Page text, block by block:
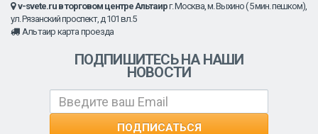
v-svete.ru в торговом центре Альтаирг. Москва, м. Выхино ( 5 мин. пешком),
ул. Рязанский проспект, д 101 вл.5
Альтаир карта проезда
ПОДПИШИТЕСЬ НА НАШИ
НОВОСТИ